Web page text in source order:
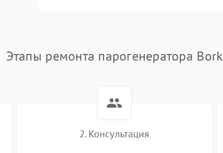
Этапы ремонта парогенератора Bork
2. Консультация